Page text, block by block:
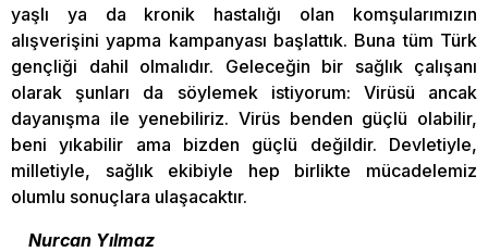
yaşlı ya da kronik hastalığı olan komşularımızın
alışverişini yapma kampanyası başlattık. Buna tüm Türk
gençliği dahil olmalıdır. Geleceğin bir sağlık çalışanı
olarak şunları da söylemek istiyorum: Virüsü ancak
dayanışma ile yenebiliriz. Virüs benden güçlü olabilir,
beni yıkabilir ama bizden güçlü değildir. Devletiyle,
milletiyle, sağlık ekibiyle hep birlikte mücadelemiz
olumlu sonuçlara ulaşacaktır.
Nurcan Yılmaz